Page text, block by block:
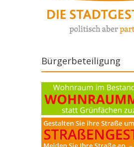
Bürgerbeteiligung